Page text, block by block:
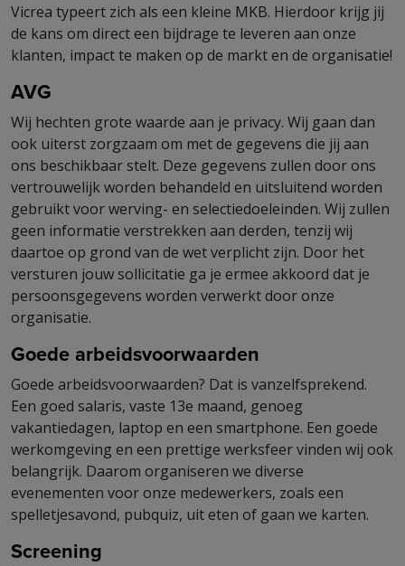
Vicrea typeert zich als een kleine MKB. Hierdoor krijg jij
de kans om direct een bijdrage te leveren aan onze
klanten, impact te maken op de markt en de organisatie!
AVG
Wij hechten grote waarde aan je privacy. Wij gaan dan
ook uiterst zorgzaam om met de gegevens die jij aan
ons beschikbaar stelt. Deze gegevens zullen door ons
vertrouwelijk worden behandeld en uitsluitend worden
gebruikt voor werving- en selectiedoeleinden. Wij zullen
geen informatie verstrekken aan derden, tenzij wij
daartoe op grond van de wet verplicht zijn. Door het
versturen jouw sollicitatie ga je ermee akkoord dat je
persoonsgegevens worden verwerkt door onze
organisatie.
Goede arbeidsvoorwaarden
Goede arbeidsvoorwaarden? Dat is vanzelfsprekend.
Een goed salaris, vaste 13e maand, genoeg
vakantiedagen, laptop en een smartphone. Een goede
werkomgeving en een prettige werksfeer vinden wij ook
belangrijk. Daarom organiseren we diverse
evenementen voor onze medewerkers, zoals een
spelletjesavond, pubquiz, uit eten of gaan we karten.
Screening